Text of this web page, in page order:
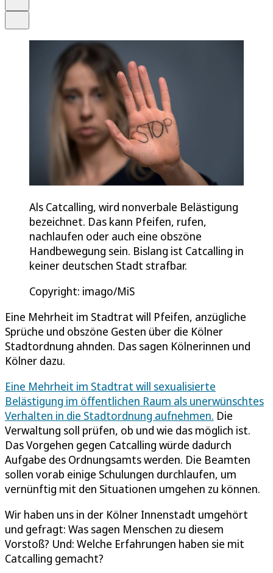
Als Catcalling, wird nonverbale Belästigung
bezeichnet. Das kann Pfeifen, rufen,
nachlaufen oder auch eine obszöne
Handbewegung sein. Bislang ist Catcalling in
keiner deutschen Stadt strafbar.
Copyright: imago/MiS
Eine Mehrheit im Stadtrat will Pfeifen, anzügliche
Sprüche und obszöne Gesten über die Kölner
Stadtordnung ahnden. Das sagen Kölnerinnen und
Kölner dazu.
Eine Mehrheit im Stadtrat will sexualisierte
Belästigung im öffentlichen Raum als unerwünschtes
Verhalten in die Stadtordnung aufnehmen. Die
Verwaltung soll prüfen, ob und wie das möglich ist.
Das Vorgehen gegen Catcalling würde dadurch
Aufgabe des Ordnungsamts werden. Die Beamten
sollen vorab einige Schulungen durchlaufen, um
vernünftig mit den Situationen umgehen zu können.
Wir haben uns in der Kölner Innenstadt umgehört
und gefragt: Was sagen Menschen zu diesem
Vorstoß? Und: Welche Erfahrungen haben sie mit
Catcalling gemacht?